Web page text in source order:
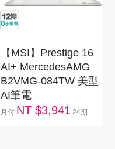
【MSI】Prestige 16
AI+ MercedesAMG
B2VMG-084TW 美型
AI筆電
月付 NT $3,941 24期